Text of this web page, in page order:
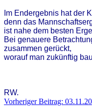
Im Endergebnis hat der
denn das
ist nahe dem besten
Bei genauere
zusammen gerückt,
worauf man zukünftig
RW.
Vorheriger Beitrag: